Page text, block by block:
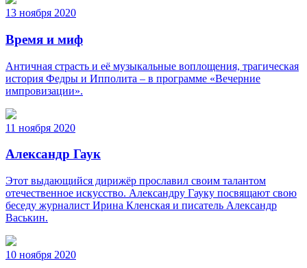
13 ноября 2020
Время и миф
Античная страсть и её музыкальные воплощения, трагическая
история Федры и Ипполита – в программе «Вечерние
импровизации».
11 ноября 2020
Александр Гаук
Этот выдающийся дирижёр прославил своим талантом
отечественное искусство. Александру Гауку посвящают свою
беседу журналист Ирина Кленская и писатель Александр
Васькин.
10 ноября 2020